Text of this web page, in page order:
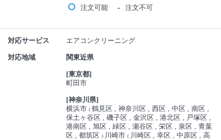
注文可能 - 注文不可
対応サービス エアコンクリーニング
対応地域 関東近県
[東京都]
町田市
[神奈川県]
横浜市(鶴見区 神奈川区 西区 中区
南区
保土ヶ谷区
磯子区 金沢区 港北区
戸塚区
港南区
旭区 緑区 瀬谷区 栄区 泉区
青葉
区
都筑区) 川崎市( 川崎区 幸区 中原区
高